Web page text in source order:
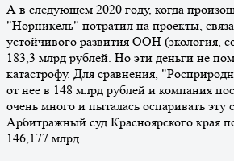
А в следующем 2020 году, когда
"Норникель" потратил на проекты,
устойчивого развития ООН (экология,
183,3 млрд рублей. Но эти деньги не
катастрофу. Для сравнения,
от нее в 148 млрд рублей и компания
очень много и пыталась оспаривать эту
Арбитражный суд Красноярского края
146,177 млрд.